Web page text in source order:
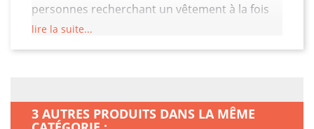
personnes recherchant un vêtement à la fois
tendance et unique. Voici une description
de tissus haut de gamme, offrant une
sensation douce sur la peau tout en assurant
lire la suite...
3 AUTRES PRODUITS DANS LA MÊME